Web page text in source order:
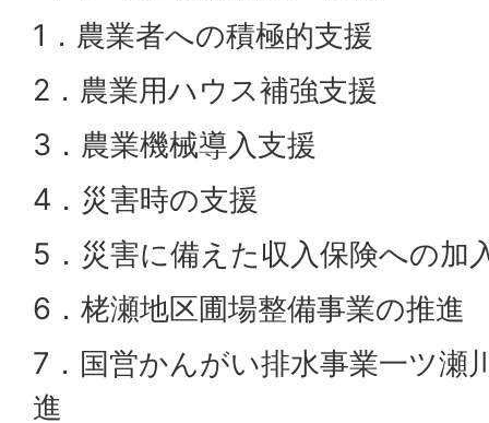
1．農業者への積極的支援
2．農業用ハウス補強支援
3．農業機械導入支援
4．災害時の支援
5．災害に備えた収入保険への加
6．栳瀬地区圃場整備事業の推進
7．国営かんがい排水事業一ツ瀬
進